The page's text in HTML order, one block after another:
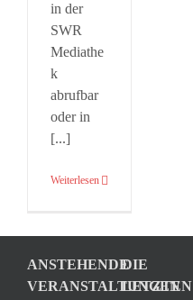
in der
SWR
Mediathe
k
abrufbar
oder in
[...]
Weiterlesen
ANSTEHENDE
VERANSTALTUNGEN
DIE
LETZTEN